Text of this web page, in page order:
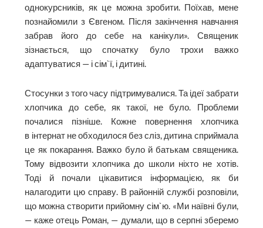
однокурсників, як це можна зробити. Поїхав, мене
познайомили з Євгеном. Після закінчення навчання
забрав його до себе на канікули». Священик
зізнається, що спочатку було трохи важко
адаптуватися — і сім`ї, і дитині.
Стосунки з того часу підтримувалися. Та ідеї забрати
хлопчика до себе, як такої, не було. Проблеми
почалися пізніше. Кожне повернення хлопчика
в інтернат не обходилося без сліз, дитина сприймала
це як покарання. Важко було й батькам священика.
Тому відвозити хлопчика до школи ніхто не хотів.
Тоді й почали цікавитися інформацією, як би
налагодити цю справу. В районній службі розповіли,
що можна створити прийомну сім`ю. «Ми наївні були,
— каже отець Роман, — думали, що в серпні зберемо